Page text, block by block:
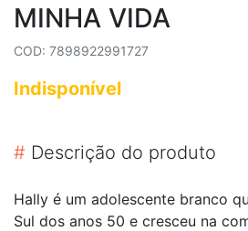
MINHA VIDA
COD: 7898922991727
Indisponível
# Descrição do produto
Hally é um adolescente branco
Sul dos anos 50 e cresceu na